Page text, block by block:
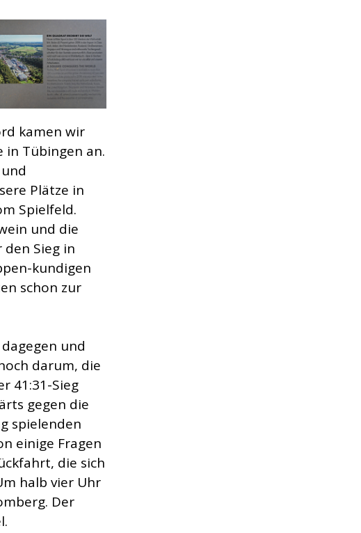
kamen wir
in Tübingen an.
Plätze in
Spielfeld.
und die
Sieg in
kundigen
schon zur
und
darum, die
41:31-Sieg
gegen die
spielenden
einige Fragen
die sich
halb vier Uhr
Der